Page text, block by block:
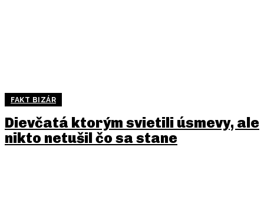
FAKT BIZÁR
Dievčatá ktorým svietili úsmevy, ale
nikto netušil čo sa stane